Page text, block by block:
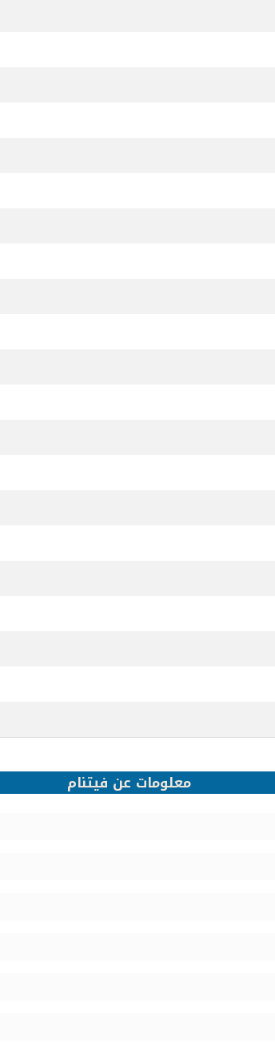
معلومات عن فيتنام